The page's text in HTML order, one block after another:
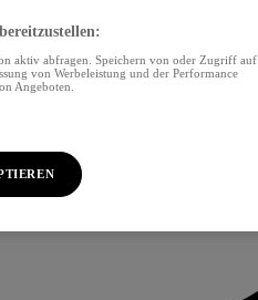
aktiv abfragen. Speichern von oder Zugriff auf
von Werbeleistung und der Performance
Angeboten.